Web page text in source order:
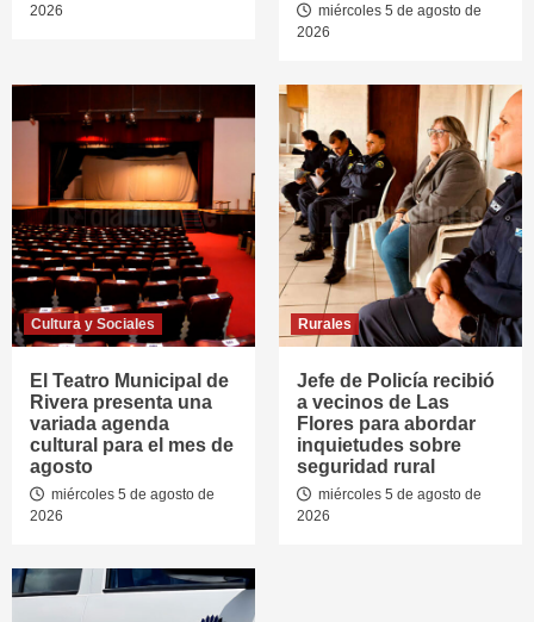
2026
miércoles 5 de agosto de
2026
Cultura y Sociales
El Teatro Municipal de
Rivera presenta una
variada agenda
cultural para el mes de
agosto
miércoles 5 de agosto de
2026
Rurales
Jefe de Policía recibió
a vecinos de Las
Flores para abordar
inquietudes sobre
seguridad rural
miércoles 5 de agosto de
2026